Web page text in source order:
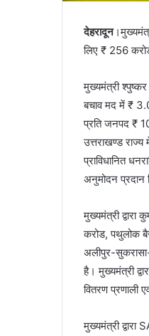
देहरादून
लिए ₹ 256
मुख्यमंत्री
बचाव मद में ₹
प्रति जनपद ₹
उत्तराखण्ड राज्य
प्राविधानित
अनुमोदन प्रदान
मुख्यमंत्री
करोड, पथुलोक
अलीपुर-
है। मुख्यमंत्री
वितरण प्रणाली
मुख्यमंत्री